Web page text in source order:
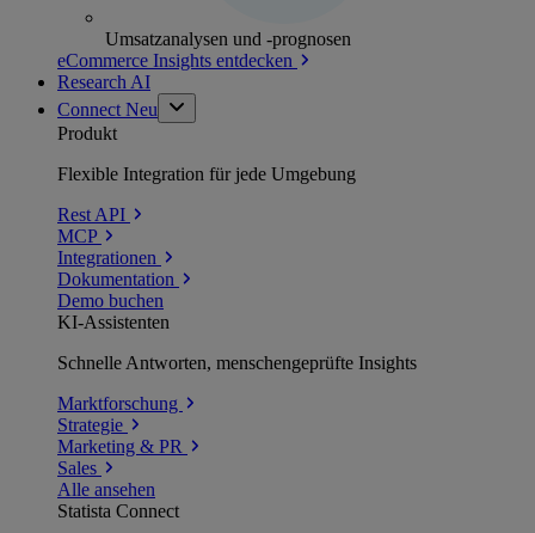
Umsatzanalysen und -prognosen
eCommerce Insights entdecken
Research AI
Connect Neu
Produkt
Flexible Integration für jede Umgebung
Rest API
MCP
Integrationen
Dokumentation
Demo buchen
KI-Assistenten
Schnelle Antworten, menschengeprüfte Insights
Marktforschung
Strategie
Marketing & PR
Sales
Alle ansehen
Statista Connect